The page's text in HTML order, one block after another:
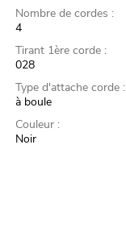
Nombre de cordes :
4
Tirant 1ère corde :
028
Type d'attache corde :
à boule
Couleur :
Noir